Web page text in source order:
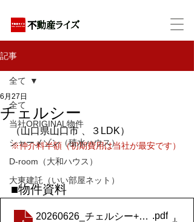
記事
全て
当社ORIGINAL物件
シャーメゾン（積水ハウス）
D-room（大和ハウス）
大東建託（いい部屋ネット）
全て
チェルシー
6月27日
（山口県山口市 、３LDK）
※仲介料半額（初期費用は当社が最安です）
■物件資料
20260626_チェルシー+２０２号室
.pdf